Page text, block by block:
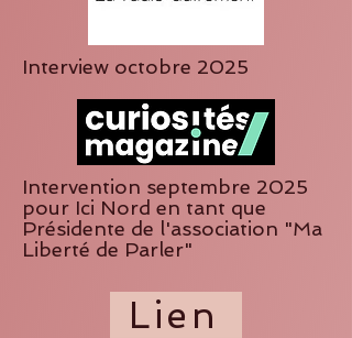
Interview octobre 2025
Intervention septembre 2025
pour Ici Nord en tant que
Présidente de l'association "Ma
Liberté de Parler"
Lien